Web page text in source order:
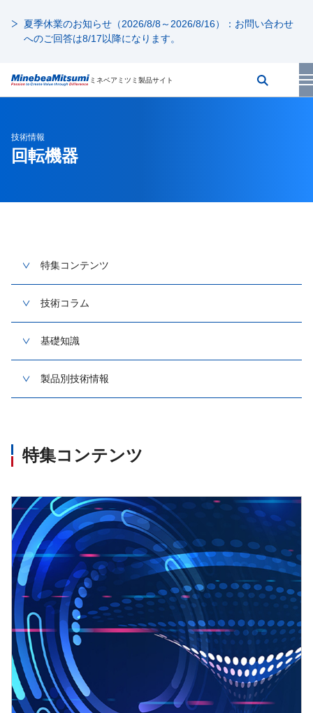
夏季休業のお知らせ（2026/8/8～2026/8/16）：お問い合わせ
へのご回答は8/17以降になります。
ミネベアミツミ製品サイト
技術情報
回転機器
特集コンテンツ
技術コラム
基礎知識
製品別技術情報
特集コンテンツ